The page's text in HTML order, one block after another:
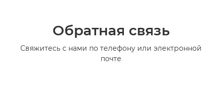
Обратная связь
Свяжитесь с нами по телефону или электронной
почте